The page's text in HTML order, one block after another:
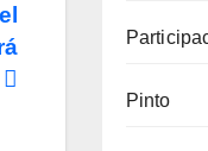
Pinto